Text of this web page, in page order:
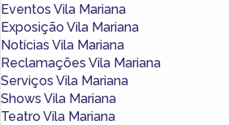
Eventos Vila Mariana
Exposição Vila Mariana
Notícias Vila Mariana
Reclamações Vila Mariana
Serviços Vila Mariana
Shows Vila Mariana
Teatro Vila Mariana